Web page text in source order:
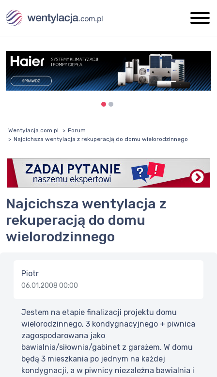
Wentylacja.com.pl
Forum
Najcichsza wentylacja z rekuperacją do domu wielorodzinnego
Najcichsza wentylacja z
rekuperacją do domu
wielorodzinnego
Piotr
06.01.2008 00:00
Jestem na etapie finalizacji projektu domu
wielorodzinnego, 3 kondygnacyjnego + piwnica
zagospodarowana jako
bawialnia/siłownia/gabinet z garażem. W domu
będą 3 mieszkania po jednym na każdej
kondygnacji, a w piwnicy niezależna bawialnia i